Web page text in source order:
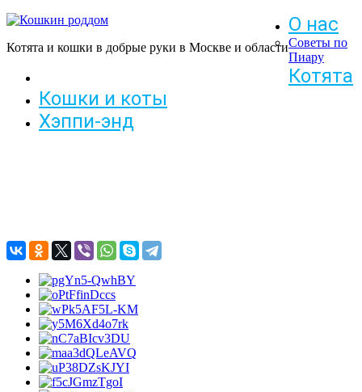
Котята и кошки в добрые руки в Москве и области
О нас
Советы по
Пиару
Котята
Кошки и коты
Хэппи-энд